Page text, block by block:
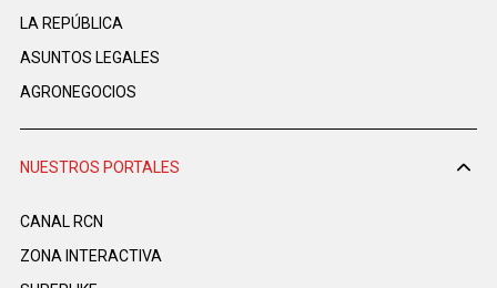
LA REPÚBLICA
ASUNTOS LEGALES
AGRONEGOCIOS
NUESTROS PORTALES
CANAL RCN
ZONA INTERACTIVA